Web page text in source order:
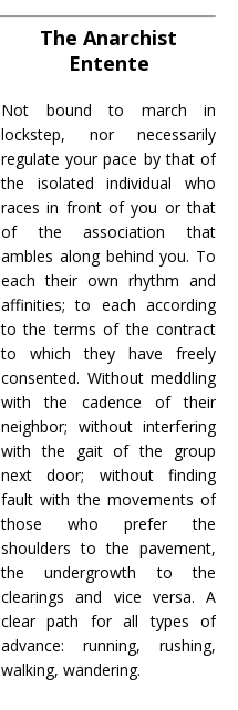
The Anarchist
Entente
Not bound to march in
lockstep, nor necessarily
regulate your pace by that of
the isolated individual who
races in front of you or that
of the association that
ambles along behind you. To
each their own rhythm and
affinities; to each according
to the terms of the contract
to which they have freely
consented. Without meddling
with the cadence of their
neighbor; without interfering
with the gait of the group
next door; without finding
fault with the movements of
those who prefer the
shoulders to the pavement,
the undergrowth to the
clearings and vice versa. A
clear path for all types of
advance: running, rushing,
walking, wandering.